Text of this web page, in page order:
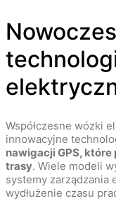
Współczesne wózki
innowacyjne
nawigacji GPS,
trasy. Wiele modeli
systemy zarządzania
wydłużenie czasu